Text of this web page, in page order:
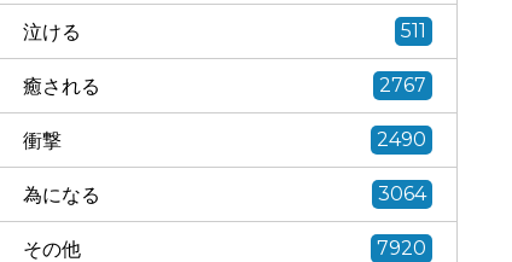
泣ける 511
癒される 2767
衝撃 2490
為になる 3064
その他 7920